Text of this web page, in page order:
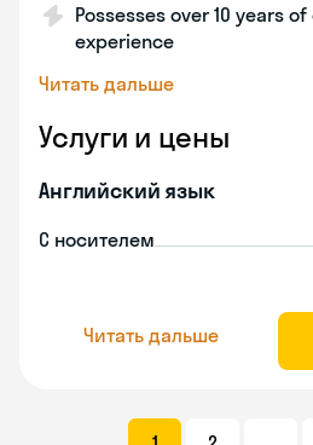
Possesses over 10 years
experience
Читать дальше
Услуги и цены
Английский язык
С носителем
Читать дальше